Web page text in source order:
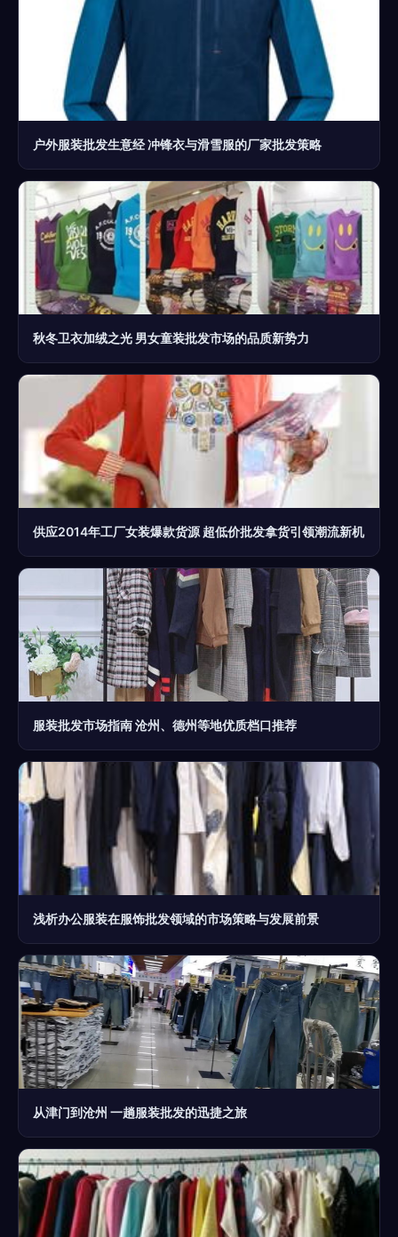
户外服装批发生意经 冲锋衣与滑雪服的厂家批发策略
秋冬卫衣加绒之光 男女童装批发市场的品质新势力
供应2014年工厂女装爆款货源 超低价批发拿货引领潮流新机
服装批发市场指南 沧州、德州等地优质档口推荐
浅析办公服装在服饰批发领域的市场策略与发展前景
从津门到沧州 一趟服装批发的迅捷之旅